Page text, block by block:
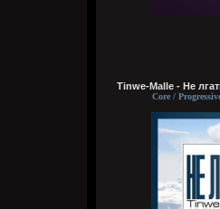
Wirtuozik
Tinwe-Malle - Не
Core /